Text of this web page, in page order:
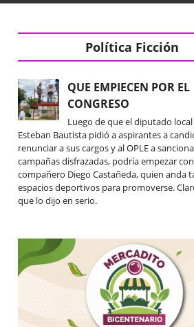
Política Ficción
QUE EMPIECEN POR EL
CONGRESO
Luego de que el diputado
Esteban Bautista pidió a aspirantes a
renunciar a sus cargos y al OPLE a
campañas disfrazadas, podría empezar
compañero Diego Castañeda, quien anda
espacios deportivos para promoverse.
que lo dijo en serio.